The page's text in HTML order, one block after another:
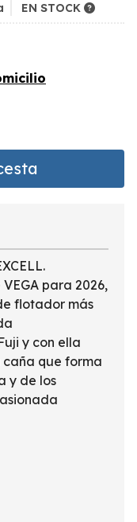
EN STOCK
para 2026,
flotador más
y con ella
que forma
y de los